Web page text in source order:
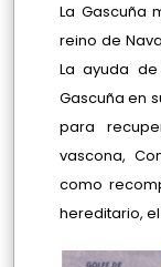
La Gascuña
reino de
La ayuda
Gascuña en
para
vascona,
como
hereditario,